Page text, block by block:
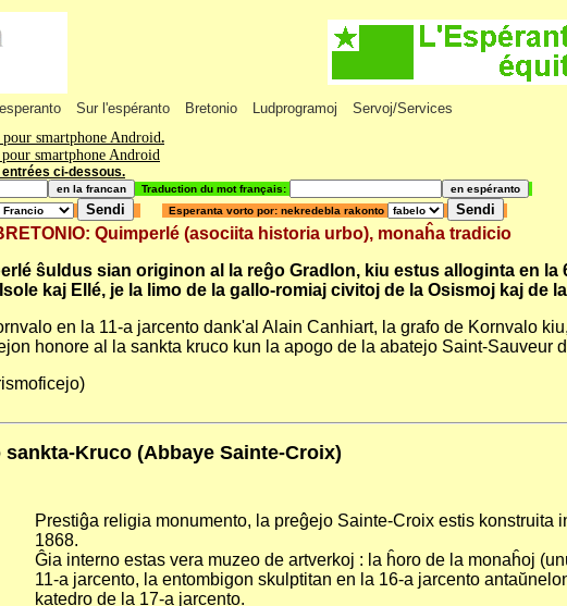
Sur l'espéranto Bretonio Ludprogramoj
Servoj/Services
smartphone Android.
smartphone Android
ci-dessous.
Traduction du mot français:
Esperanta vorto por: nekredebla rakonto
Quimperlé (asociita historia urbo), monaĥa tradicio
ŝuldus sian originon al la reĝo Gradlon, kiu estus alloginta en
kaj Ellé, je la limo de la gallo-romiaj civitoj de la Osismoj kaj de
en la 11-a jarcento dank'al Alain Canhiart, la grafo de Kornvalo
honore al la sankta kruco kun la apogo de la abatejo Saint-Sauveur
Kruco (Abbaye Sainte-Croix)
Prestiĝa religia monumento, la preĝejo Sainte-Croix estis
1868.
Ĝia interno estas vera muzeo de artverkoj : la ĥoro de la monaĥoj
11-a jarcento, la entombigon skulptitan en la 16-a jarcento
katedro de la 17-a jarcento.